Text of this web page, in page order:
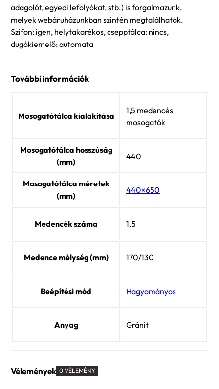
adagolót, egyedi lefolyókat, stb.) is forgalmazunk,
melyek webáruházunkban szintén megtalálhatók.
Szifon: igen, helytakarékos, csepptálca: nincs,
dugókiemelő: automata
További információk
Mosogatótálca kialakítása
1,5 medencés
mosogatók
Mosogatótálca hosszúság
(mm)
440
Mosogatótálca méretek
(mm)
440×650
Medencék száma 1.5
Medence mélység (mm) 170/130
Beépítési mód Hagyományos
Anyag Gránit
Vélemények 0 VÉLEMÉNY